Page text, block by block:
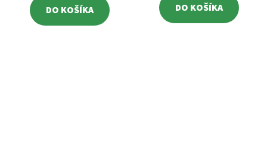
DO KOŠÍKA DO KOŠÍKA